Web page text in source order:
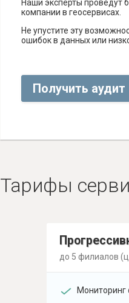
Наши эксперты проведут
компании в геосервисах.
Не упустите эту
ошибок в данных или
Получить аудит
Тарифы
до 5 филиалов
Мониторинг